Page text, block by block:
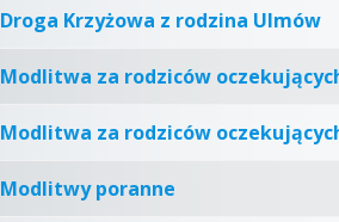
Droga Krzyżowa z rodzina Ulmów
Modlitwa za rodziców
Modlitwa za rodziców
Modlitwy poranne